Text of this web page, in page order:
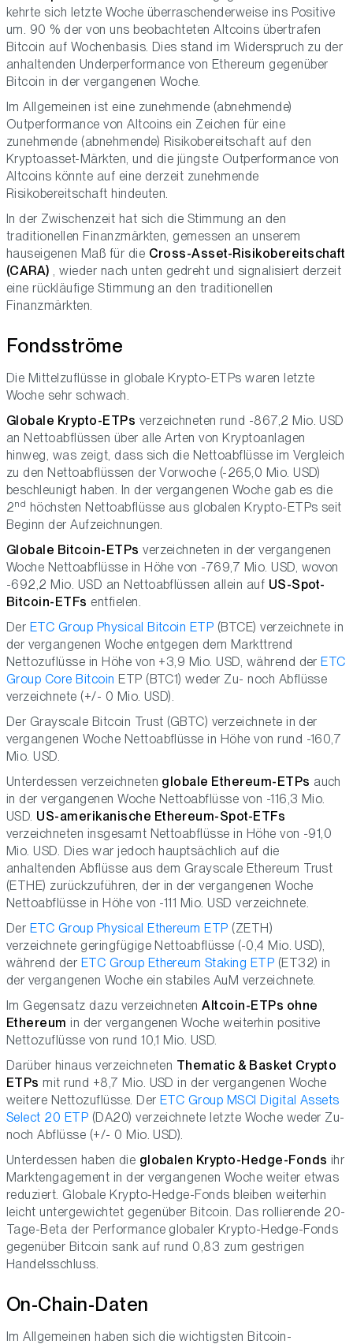
kehrte sich letzte Woche überraschenderweise ins Positive
um. 90 % der von uns beobachteten Altcoins übertrafen
Bitcoin auf Wochenbasis. Dies stand im Widerspruch zu der
anhaltenden Underperformance von Ethereum gegenüber
Bitcoin in der vergangenen Woche.
Im Allgemeinen ist eine zunehmende (abnehmende)
Outperformance von Altcoins ein Zeichen für eine
zunehmende (abnehmende) Risikobereitschaft auf den
Kryptoasset-Märkten, und die jüngste Outperformance von
Altcoins könnte auf eine derzeit zunehmende
Risikobereitschaft hindeuten.
In der Zwischenzeit hat sich die Stimmung an den
traditionellen Finanzmärkten, gemessen an unserem
hauseigenen Maß für die Cross-Asset-Risikobereitschaft
(CARA) , wieder nach unten gedreht und signalisiert derzeit
eine rückläufige Stimmung an den traditionellen
Finanzmärkten.
Fondsströme
Die Mittelzuflüsse in globale Krypto-ETPs waren letzte
Woche sehr schwach.
Globale Krypto-ETPs verzeichneten rund -867,2 Mio. USD
an Nettoabflüssen über alle Arten von Kryptoanlagen
hinweg, was zeigt, dass sich die Nettoabflüsse im Vergleich
zu den Nettoabflüssen der Vorwoche (-265,0 Mio. USD)
beschleunigt haben. In der vergangenen Woche gab es die
2nd höchsten Nettoabflüsse aus globalen Krypto-ETPs seit
Beginn der Aufzeichnungen.
Globale Bitcoin-ETPs verzeichneten in der vergangenen
Woche Nettoabflüsse in Höhe von -769,7 Mio. USD, wovon
-692,2 Mio. USD an Nettoabflüssen allein auf US-Spot-
Bitcoin-ETFs entfielen.
Der ETC Group Physical Bitcoin ETP (BTCE) verzeichnete in
der vergangenen Woche entgegen dem Markttrend
Nettozuflüsse in Höhe von +3,9 Mio. USD, während der ETC
Group Core Bitcoin ETP (BTC1) weder Zu- noch Abflüsse
verzeichnete (+/- 0 Mio. USD).
Der Grayscale Bitcoin Trust (GBTC) verzeichnete in der
vergangenen Woche Nettoabflüsse in Höhe von rund -160,7
Mio. USD.
Unterdessen verzeichneten globale Ethereum-ETPs auch
in der vergangenen Woche Nettoabflüsse von -116,3 Mio.
USD. US-amerikanische Ethereum-Spot-ETFs
verzeichneten insgesamt Nettoabflüsse in Höhe von -91,0
Mio. USD. Dies war jedoch hauptsächlich auf die
anhaltenden Abflüsse aus dem Grayscale Ethereum Trust
(ETHE) zurückzuführen, der in der vergangenen Woche
Nettoabflüsse in Höhe von -111 Mio. USD verzeichnete.
Der ETC Group Physical Ethereum ETP (ZETH)
verzeichnete geringfügige Nettoabflüsse (-0,4 Mio. USD),
während der ETC Group Ethereum Staking ETP (ET32) in
der vergangenen Woche ein stabiles AuM verzeichnete.
Im Gegensatz dazu verzeichnetenAltcoin-ETPs ohne
Ethereum in der vergangenen Woche weiterhin positive
Nettozuflüsse von rund 10,1 Mio. USD.
Darüber hinaus verzeichneten Thematic & Basket Crypto
ETPs mit rund +8,7 Mio. USD in der vergangenen Woche
weitere Nettozuflüsse. Der ETC Group MSCI Digital Assets
Select 20 ETP (DA20) verzeichnete letzte Woche weder Zu-
noch Abflüsse (+/- 0 Mio. USD).
Unterdessen haben die globalen Krypto-Hedge-Fonds ihr
Marktengagement in der vergangenen Woche weiter etwas
reduziert. Globale Krypto-Hedge-Fonds bleiben weiterhin
leicht untergewichtet gegenüber Bitcoin. Das rollierende 20-
Tage-Beta der Performance globaler Krypto-Hedge-Fonds
gegenüber Bitcoin sank auf rund 0,83 zum gestrigen
Handelsschluss.
On-Chain-Daten
Im Allgemeinen haben sich die wichtigsten Bitcoin-